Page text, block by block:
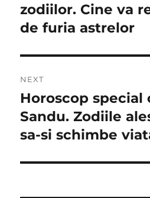
zodiilor. Cine va
de furia astrelor
NEXT
Next
post:
Horoscop special
Sandu. Zodiile
sa-si schimbe